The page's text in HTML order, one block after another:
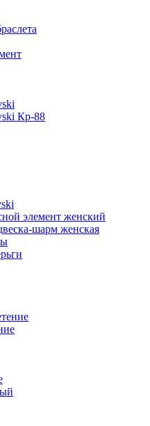
Кр-88
элемент женcкий
шарм женская